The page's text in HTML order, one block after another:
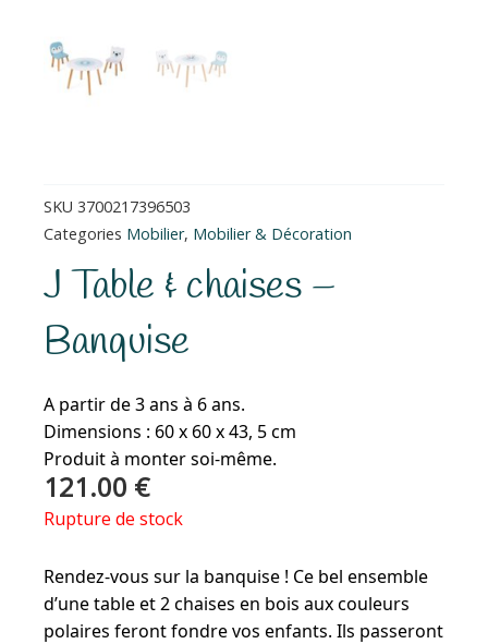
SKU 3700217396503
Categories Mobilier, Mobilier & Décoration
J Table & chaises –
Banquise
A partir de 3 ans à 6 ans.
Dimensions : 60 x 60 x 43, 5 cm
Produit à monter soi-même.
121.00 €
Rupture de stock
Rendez-vous sur la banquise ! Ce bel ensemble
d’une table et 2 chaises en bois aux couleurs
polaires feront fondre vos enfants. Ils passeront